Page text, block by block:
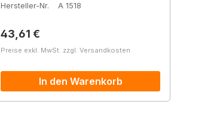
Hersteller-Nr.
A 1518
Regulärer Preis:
43,61 €
Preise exkl. MwSt. zzgl. Versandkosten
In den Warenkorb